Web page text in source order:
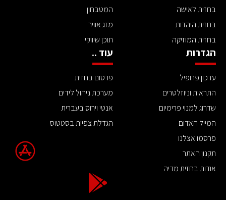
בחזית לאישה
בחזית היהדות
בחזית המוזיקה
המטבחון
מזג אוויר
תוכן שיווקי
הגדרות
עדכון פרופיל
התראות וניוזלטרים
שדרוג למנוי פרימיום
המייל האדום
פרסמו אצלנו
תקנון האתר
אודות בחזית מדיה
עוד ..
פרסום בחזית
מערכת ניהול לידים
אנטי וירוס בעברית
הגדלת צפיות בסטטוס